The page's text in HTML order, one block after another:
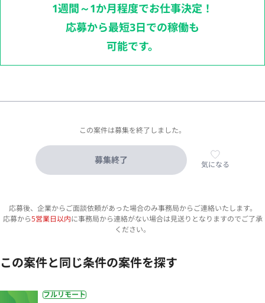
1週間～1か月程度でお仕事決定！
応募から最短3日での稼働も
可能です。
この案件は募集を終了しました。
募集終了 気になる
応募後、企業からご面談依頼があった場合のみ事務局からご連絡いたします。
応募から5営業日以内に事務局から連絡がない場合は見送りとなりますのでご了承
ください。
この案件と同じ条件の案件を探す
フルリモート